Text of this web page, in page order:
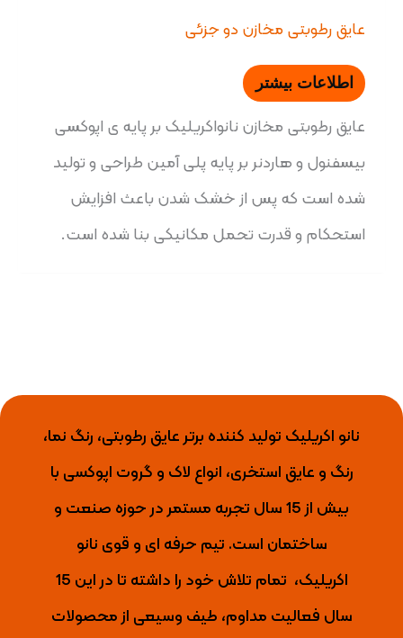
عایق رطوبتی مخازن دو جزئی
اطلاعات بیشتر
عایق رطوبتی مخازن نانواکریلیک بر پایه ی اپوکسی
بیسفنول و هاردنر بر پایه پلی آمین طراحی و تولید
شده است که پس از خشک شدن باعث افزایش
استحکام و قدرت تحمل مکانیکی بنا شده است.
نانو اکریلیک تولید کننده برتر عایق رطوبتی، رنگ نما،
رنگ و عایق استخری، انواع لاک و گروت اپوکسی با
بیش از 15 سال تجربه مستمر در حوزه صنعت و
ساختمان است. تیم حرفه ای و قوی نانو
اکریلیک، تمام تلاش خود را داشته تا
در این 15
سال فعالیت مداوم، طیف وسیعی از محصولات